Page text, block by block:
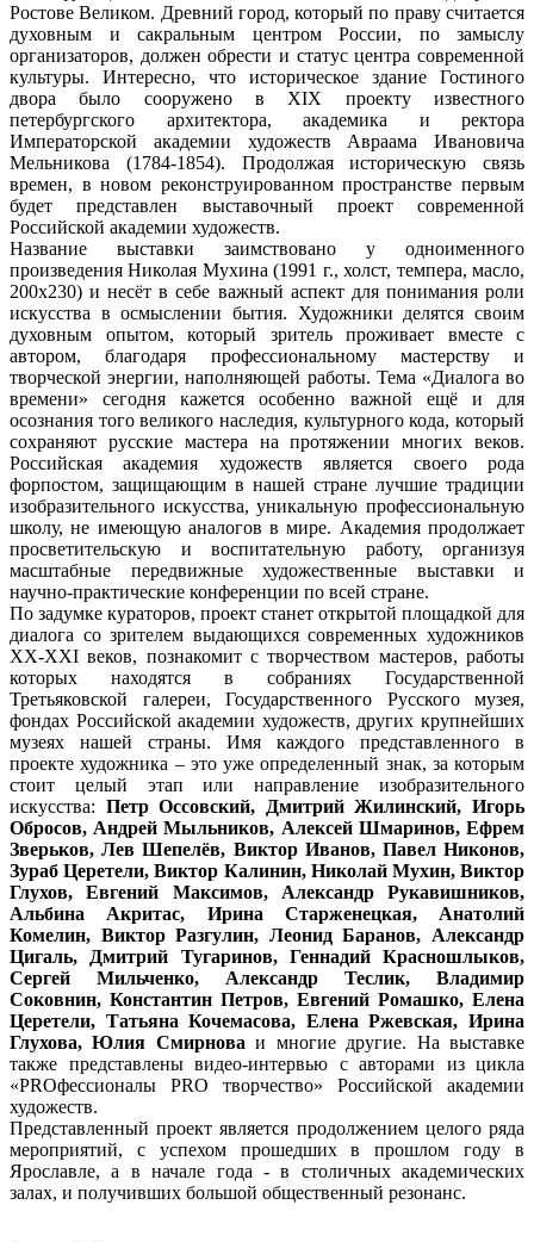
Ростове Великом. Древний город, который по праву считается
духовным и сакральным центром России, по замыслу
организаторов, должен обрести и статус центра современной
культуры. Интересно, что историческое здание Гостиного
двора было сооружено в XIX проекту известного
петербургского архитектора, академика и ректора
Императорской академии художеств Авраама Ивановича
Мельникова (1784-1854). Продолжая историческую связь
времен, в новом реконструированном пространстве первым
будет представлен выставочный проект современной
Российской академии художеств.
Название выставки заимствовано у одноименного
произведения Николая Мухина (1991 г., холст, темпера, масло,
200х230) и несёт в себе важный аспект для понимания роли
искусства в осмыслении бытия. Художники делятся своим
духовным опытом, который зритель проживает вместе с
автором, благодаря профессиональному мастерству и
творческой энергии, наполняющей работы. Тема «Диалога во
времени» сегодня кажется особенно важной ещё и для
осознания того великого наследия, культурного кода, который
сохраняют русские мастера на протяжении многих веков.
Российская академия художеств является своего рода
форпостом, защищающим в нашей стране лучшие традиции
изобразительного искусства, уникальную профессиональную
школу, не имеющую аналогов в мире. Академия продолжает
просветительскую и воспитательную работу, организуя
масштабные передвижные художественные выставки и
научно-практические конференции по всей стране.
По задумке кураторов, проект станет открытой площадкой для
диалога со зрителем выдающихся современных художников
XX-XXI веков, познакомит с творчеством мастеров, работы
которых находятся в собраниях Государственной
Третьяковской галереи, Государственного Русского музея,
фондах Российской академии художеств, других крупнейших
музеях нашей страны. Имя каждого представленного в
проекте художника – это уже определенный знак, за которым
стоит целый этап или направление изобразительного
искусства: Петр Оссовский, Дмитрий Жилинский, Игорь
Обросов, Андрей Мыльников, Алексей Шмаринов, Ефрем
Зверьков, Лев Шепелёв, Виктор Иванов, Павел Никонов,
Зураб Церетели, Виктор Калинин, Николай Мухин, Виктор
Глухов, Евгений Максимов, Александр Рукавишников,
Альбина Акритас, Ирина Старженецкая, Анатолий
Комелин, Виктор Разгулин, Леонид Баранов, Александр
Цигаль, Дмитрий Тугаринов, Геннадий Красношлыков,
Сергей Мильченко, Александр Теслик, Владимир
Соковнин, Константин Петров, Евгений Ромашко, Елена
Церетели, Татьяна Кочемасова, Елена Ржевская, Ирина
Глухова, Юлия Смирнова и многие другие. На выставке
также представлены видео-интервью с авторами из цикла
«PROфессионалы PRO творчество» Российской академии
художеств.
Представленный проект является продолжением целого ряда
мероприятий, с успехом прошедших в прошлом году в
Ярославле, а в начале года - в столичных академических
залах, и получивших большой общественный резонанс.